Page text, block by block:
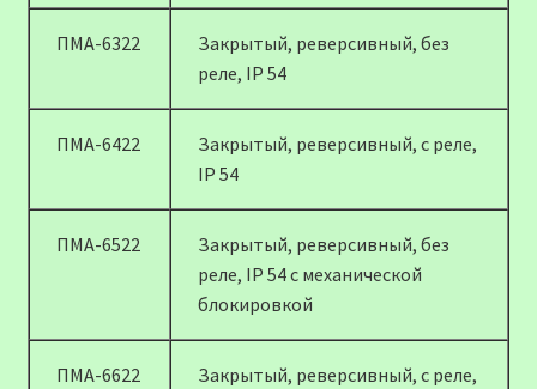
ПМА-6322
Закрытый, реверсивный, без
реле, IP 54
ПМА-6422
Закрытый, реверсивный, с реле,
IP 54
ПМА-6522
Закрытый, реверсивный, без
реле, IP 54 с механической
блокировкой
ПМА-6622
Закрытый, реверсивный, с реле,